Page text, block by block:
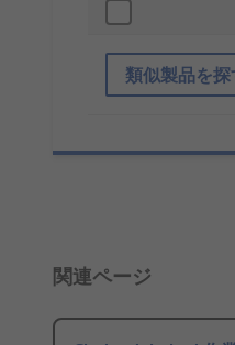
類似製品を探
関連ページ